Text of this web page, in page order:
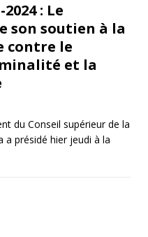
: Le
son soutien à la
contre le
et la
du Conseil supérieur de la
a présidé hier jeudi à la